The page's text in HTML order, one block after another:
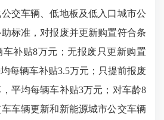
交车辆、低地板及低入口城市公
标准，对报废并更新购置符合条
补贴8万元；无报废只更新购置
每辆车补贴3.5万元；只提前报废
平均每辆车补贴3万元；对车龄8
车辆更新和新能源城市公交车辆